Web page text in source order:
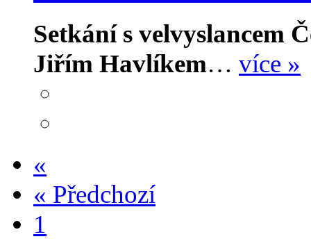
Setkání s velvyslancem
Jiřím Havlíkem… více »
«
« Předchozí
1